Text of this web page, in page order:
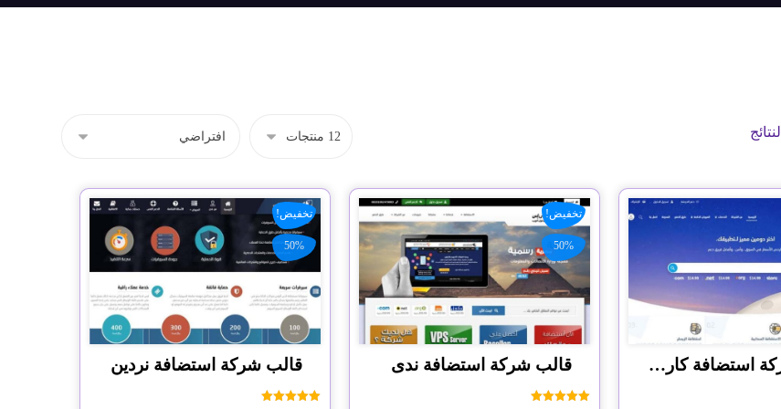
قالب شركة استضافة كارمن قالب شركة استضافة ندى
تخفيض!
50%
قالب شركة استضافة نردين
تخفيض!
50%